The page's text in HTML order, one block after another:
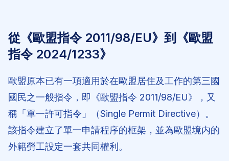
從《歐盟指令 2011/98/EU》到《歐盟
指令 2024/1233》
歐盟原本已有一項適用於在歐盟居住及工作的第三國
國民之一般指令，即《歐盟指令 2011/98/EU》，又
稱「單一許可指令」（Single Permit Directive）。
該指令建立了單一申請程序的框架，並為歐盟境内的
外籍勞工設定一套共同權利。